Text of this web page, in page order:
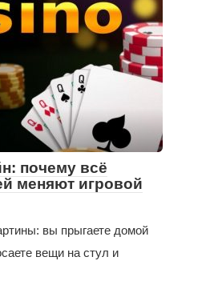
почему всё
меняют игровой
вы прыгаете домой
вещи на стул и